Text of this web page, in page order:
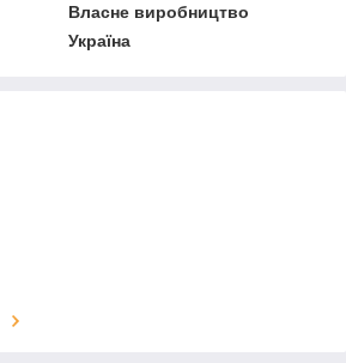
Власне виробництво
Україна